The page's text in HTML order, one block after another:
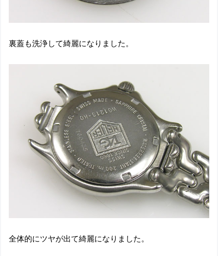
裏蓋も洗浄して綺麗になりました。
全体的にツヤが出て綺麗になりました。